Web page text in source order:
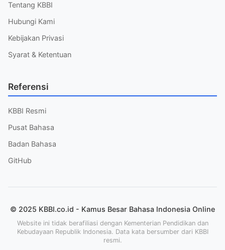
Tentang KBBI
Hubungi Kami
Kebijakan Privasi
Syarat & Ketentuan
Referensi
KBBI Resmi
Pusat Bahasa
Badan Bahasa
GitHub
© 2025 KBBI.co.id - Kamus Besar Bahasa Indonesia Online
Website ini tidak berafiliasi dengan Kementerian Pendidikan dan
Kebudayaan Republik Indonesia. Data kata bersumber dari KBBI
resmi.